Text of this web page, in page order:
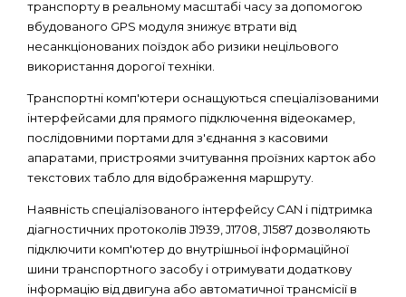
транспорту в реальному масштабі часу за допомогою
вбудованого GPS модуля знижує втрати від
несанкціонованих поїздок або ризики нецільового
використання дорогої техніки.
Транспортні комп'ютери оснащуються спеціалізованими
інтерфейсами для прямого підключення відеокамер,
послідовними портами для з'єднання з касовими
апаратами, пристроями зчитування проїзних карток або
текстових табло для відображення маршруту.
Наявність спеціалізованого інтерфейсу CAN і підтримка
діагностичних протоколів J1939, J1708, J1587 дозволяють
підключити комп'ютер до внутрішньої інформаційної
шини транспортного засобу і отримувати додаткову
інформацію від двигуна або автоматичної трансмісії в